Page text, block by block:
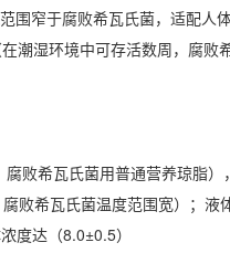
围窄于腐败希瓦氏菌，适配人
在潮湿环境中可存活数周，腐败
败希瓦氏菌用普通营养琼脂）
败希瓦氏菌温度范围宽）；液
度达（8.0±0.5）